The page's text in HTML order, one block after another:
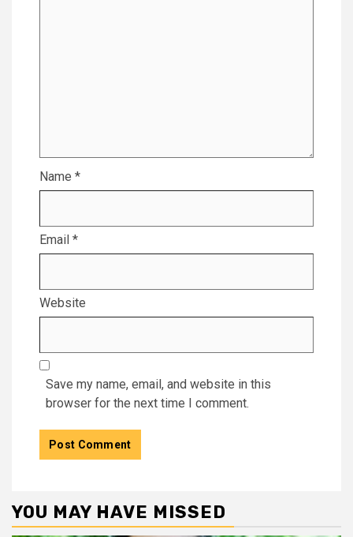
Name *
Email *
Website
Save my name, email, and website in this
browser for the next time I comment.
YOU MAY HAVE MISSED